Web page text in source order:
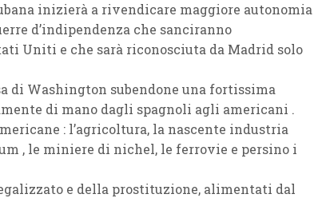
inizierà a rivendicare maggiore autonomia
d’indipendenza che sanciranno
Uniti e che sarà riconosciuta da Madrid solo
di Washington subendone una fortissima
di mano dagli spagnoli agli americani .
: l’agricoltura, la nascente industria
, le miniere di nichel, le ferrovie e persino i
e della prostituzione, alimentati dal